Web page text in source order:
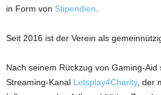
in Form von Stipendien
Seit 2016 ist der Verein als
Nach seinem Rückzug von Gaming-
Streaming-Kanal Letsplay4Charity, der